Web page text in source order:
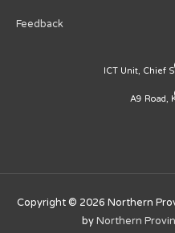
Feedback
ICT Unit, Chief
A9 Road,
Copyright © 2026 Northern
byNorthern